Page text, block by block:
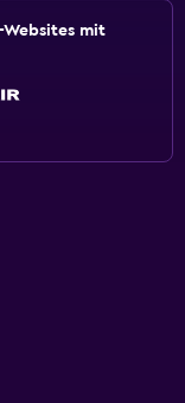
Websites mit